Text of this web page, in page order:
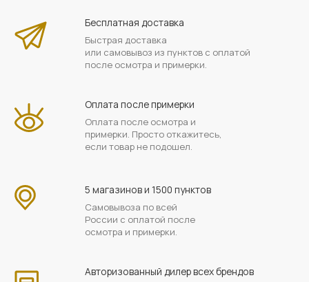
Бесплатная доставка
Быстрая доставка
или самовывоз из пунктов с оплатой
после осмотра и примерки.
Оплата после примерки
Оплата после осмотра и
примерки. Просто откажитесь,
если товар не подошел.
5 магазинов и 1500 пунктов
Самовывоза по всей
России с оплатой после
осмотра и примерки.
Авторизованный дилер всех брендов